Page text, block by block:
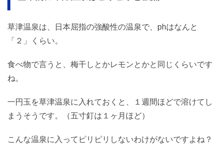
草津温泉は、日本屈指の強酸性の温泉で、phはなんと
「２」くらい。
食べ物で言うと、梅干しとかレモンとかと同じくらいです
ね。
一円玉を草津温泉に入れておくと、１週間ほどで溶けてし
まうそうです。（五寸釘は１ヶ月ほど）
こんな温泉に入ってピリピリしないわけがないですよね？